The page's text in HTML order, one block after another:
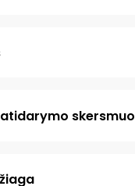
skersmuo